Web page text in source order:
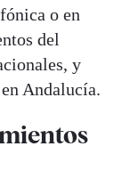
o en
del
y
Andalucía.